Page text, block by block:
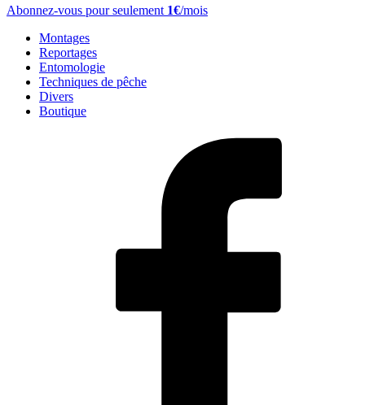
Abonnez-vous pour seulement 1€/mois
Montages
Reportages
Entomologie
Techniques de pêche
Divers
Boutique